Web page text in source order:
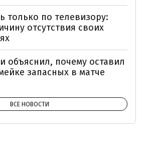
только по телевизору:
отсутствия своих
объяснил, почему оставил
запасных в матче
ВСЕ НОВОСТИ